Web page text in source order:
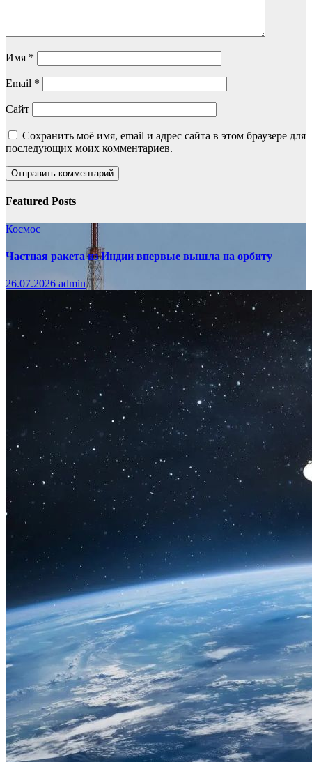
Имя *
Email *
Сайт
Сохранить моё имя, email и адрес сайта в этом браузере для
последующих моих комментариев.
Featured Posts
Космос
Частная ракета из Индии впервые вышла на орбиту
26.07.2026 admin